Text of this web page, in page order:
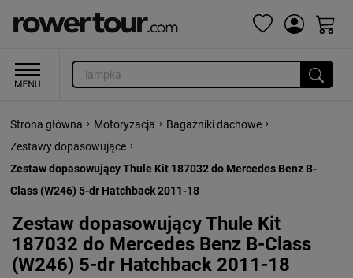
Strona główna › Motoryzacja › Bagażniki dachowe ›
Zestawy dopasowujące ›
Zestaw dopasowujący Thule Kit 187032 do Mercedes Benz B-
Class (W246) 5-dr Hatchback 2011-18
Zestaw dopasowujący Thule Kit
187032 do Mercedes Benz B-Class
(W246) 5-dr Hatchback 2011-18